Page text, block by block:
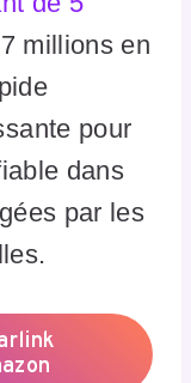
millions en
pour
dans
par les